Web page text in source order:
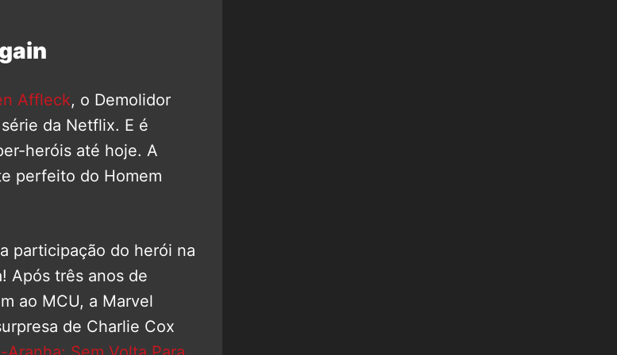
Affleck, o Demolidor
da Netflix. E é
heróis até hoje. A
perfeito do Homem
participação do herói na
Após três anos de
ao MCU, a Marvel
de Charlie Cox